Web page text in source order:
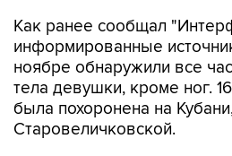
Как ранее сообщал
информированные
ноябре обнаружили все
тела девушки, кроме ног.
была похоронена на
Старовеличковской.